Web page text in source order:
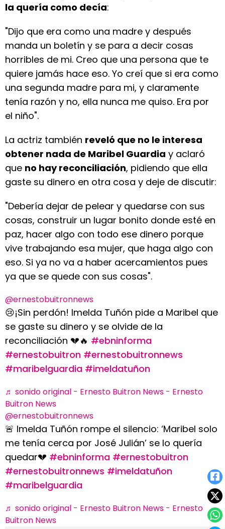
la quería como decía:
"Dijo que era como una madre y después
manda un boletín y se para a decir cosas
horribles de mi. Creo que una persona que te
quiere jamás hace eso. Yo creí que si era como
una segunda madre para mi, y claramente
tenía razón y no, ella nunca me quiso. Era por
el niño".
La actriz también reveló que no le interesa
obtener nada de Maribel Guardia y aclaró
que no hay reconciliación, pidiendo que ella
gaste su dinero en otra cosa y deje de discutir:
"Debería dejar de pelear y quedarse con sus
cosas, construir un lugar bonito donde esté en
paz, hacer algo con todo ese dinero porque
vive trabajando esa mujer, que haga algo con
eso. Si ya no va a haber acercamientos pues
ya que se quede con sus cosas".
@ernestobuitronnews
😢¡Sin perdón! Imelda Tuñón pide a Maribel que
se gaste su dinero y se olvide de la
reconciliación 💔🔥 #ebninforma
#ernestobuitron #ernestobuitronnews
#maribelguardia #imeldatuñon
♬ sonido original - Ernesto Buitron News - Ernesto
Buitron News
@ernestobuitronnews
🚨 Imelda Tuñón rompe el silencio: ‘Maribel solo
me tenía cerca por José Julián’ se lo quería
quedar💔 #ebninforma #ernestobuitron
#ernestobuitronnews #imeldatuñon
#maribelguardia
♬ sonido original - Ernesto Buitron News - Ernesto
Buitron News